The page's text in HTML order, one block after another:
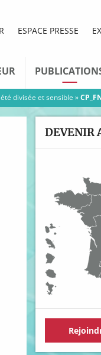
ESPACE PRESSE
divisée et sensible »
DEVENIR